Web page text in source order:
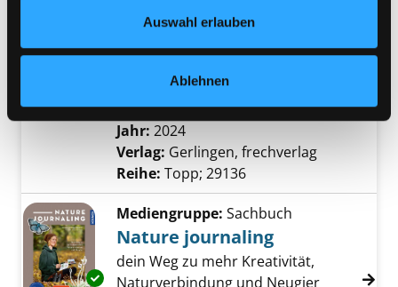
Auswahl erlauben
Ablehnen
Exemplar-Details von Lovely you anzeigen
Mediengruppe:Sachbuch
Lovely you
Projekte für dich
Verfasser:Wagner, BeatriceSuche nach
Jahr: 2024
Verlag: Gerlingen, frechverlag
Reihe: Topp; 29136
Exemplar-Details von Nature journaling
Mediengruppe: Sachbuch
Nature journaling
dein Weg zu mehr Kreativität,
Naturverbindung und Neugier